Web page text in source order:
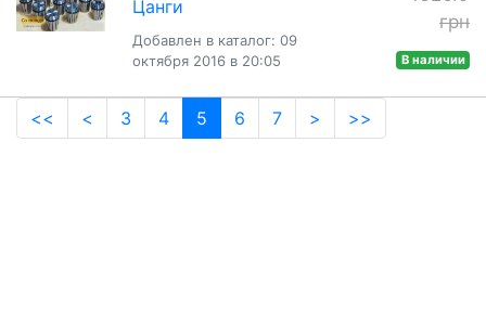
Цанги
Добавлен в каталог: 09
октября 2016 в 20:05
грн
В наличии
<< < 3 4 5 (current)
6 7 > >>